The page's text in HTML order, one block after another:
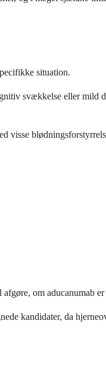
situation.
svækkelse eller mild
visse
om aducanumab er
kandidater, da